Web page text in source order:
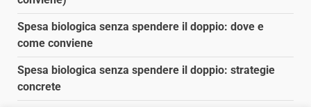
Spesa biologica senza spendere il doppio: dove e
come conviene
Spesa biologica senza spendere il doppio: strategie
concrete